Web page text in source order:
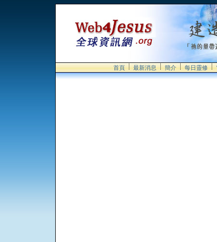
首頁 最新消息 簡介 每日靈修